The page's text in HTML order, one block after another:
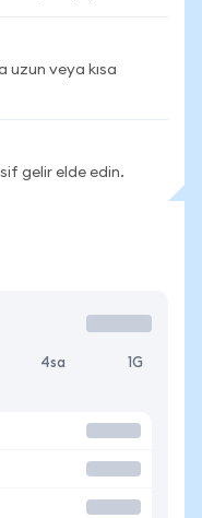
uzun veya kısa
gelir elde edin.
4sa 1G